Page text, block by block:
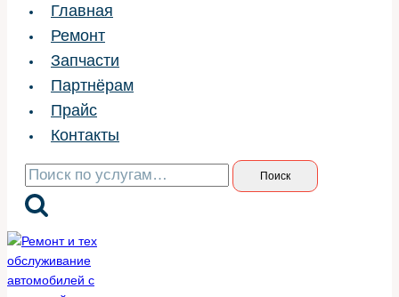
Главная
Ремонт
Запчасти
Партнёрам
Прайс
Контакты
Искать: Поиск